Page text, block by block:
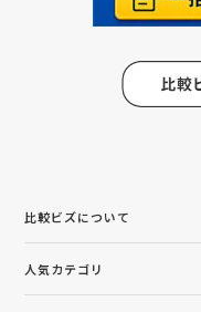
比較ビズについて
人気カテゴリ